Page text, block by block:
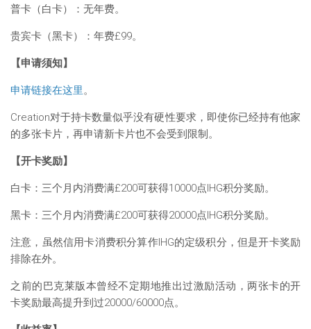
普卡（白卡）：无年费。
贵宾卡（黑卡）：年费£99。
【申请须知】
申请链接在这里。
Creation对于持卡数量似乎没有硬性要求，即使你已经持有他家
的多张卡片，再申请新卡片也不会受到限制。
【开卡奖励】
白卡：三个月内消费满£200可获得10000点IHG积分奖励。
黑卡：三个月内消费满£200可获得20000点IHG积分奖励。
注意，虽然信用卡消费积分算作IHG的定级积分，但是开卡奖励
排除在外。
之前的巴克莱版本曾经不定期地推出过激励活动，两张卡的开
卡奖励最高提升到过20000/60000点。